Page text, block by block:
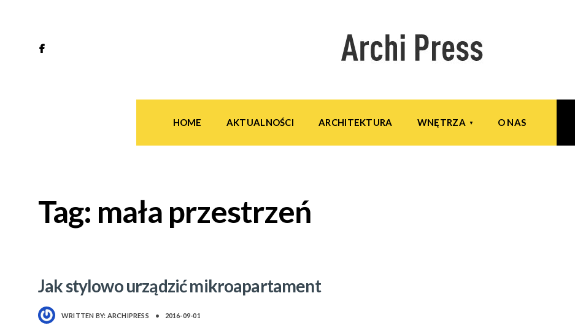
HOME AKTUALNOŚCI ARCHITEKTURA WNĘTRZA O NAS
Tag: mała przestrzeń
Jak stylowo urządzić mikroapartament
WRITTEN BY: ARCHIPRESS • 2016-09-01